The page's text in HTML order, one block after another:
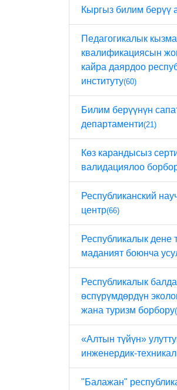
Кыргыз билим берүү
Педагогикалык
квалификациясын
кайра даярдоо
институту(60)
Билим берүүнүн
департаменти(21)
Көз карандысыз
валидациялоо
Республиканский
центр(66)
Республикалык дене
маданият боюнча
Республикалык
өспүрүмдөрдүн
жана туризм борбору
«Алтын түйүн»
инженердик-
"Балажан"